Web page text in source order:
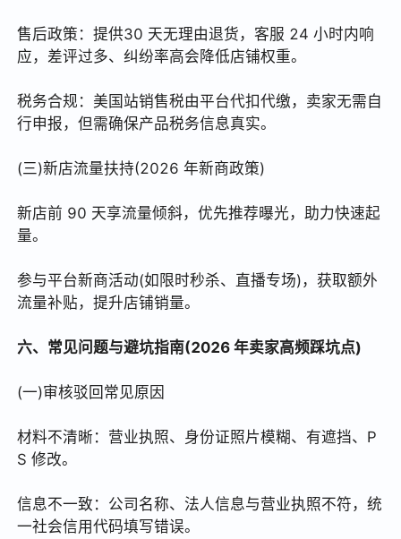
售后政策：提供30 天无理由退货，客服 24 小时内响
应，差评过多、纠纷率高会降低店铺权重。
税务合规：美国站销售税由平台代扣代缴，卖家无需自
行申报，但需确保产品税务信息真实。
(三)新店流量扶持(2026 年新商政策)
新店前 90 天享流量倾斜，优先推荐曝光，助力快速起
量。
参与平台新商活动(如限时秒杀、直播专场)，获取额外
流量补贴，提升店铺销量。
六、常见问题与避坑指南(2026 年卖家高频踩坑点)
(一)审核驳回常见原因
材料不清晰：营业执照、身份证照片模糊、有遮挡、P
S 修改。
信息不一致：公司名称、法人信息与营业执照不符，统
一社会信用代码填写错误。